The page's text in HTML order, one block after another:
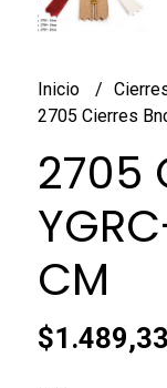
Inicio
2705 Cierres
2705
CM
$1.489,33